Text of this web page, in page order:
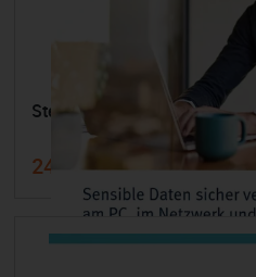
Steganos Daten-Safe - 5
24,99 €34,99 €